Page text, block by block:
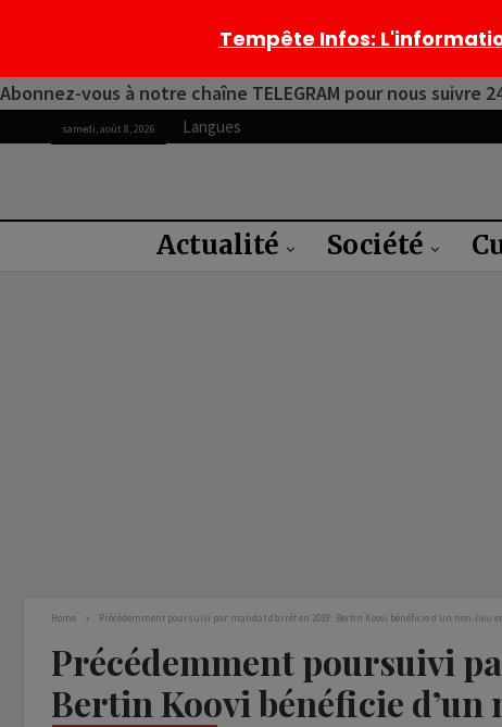
Abonnez-vous à notre chaîne TELEGRAM pour nous suivre
samedi, août 8, 2026 Langues
Actualité Société
Home Précédemment poursuivi par mandat d’arrêt en 2019 : Bertin Koovi bénéficie d’un non-lieu
Précédemment poursuivi
Bertin Koovi bénéficie d’un
Tempête Infos: